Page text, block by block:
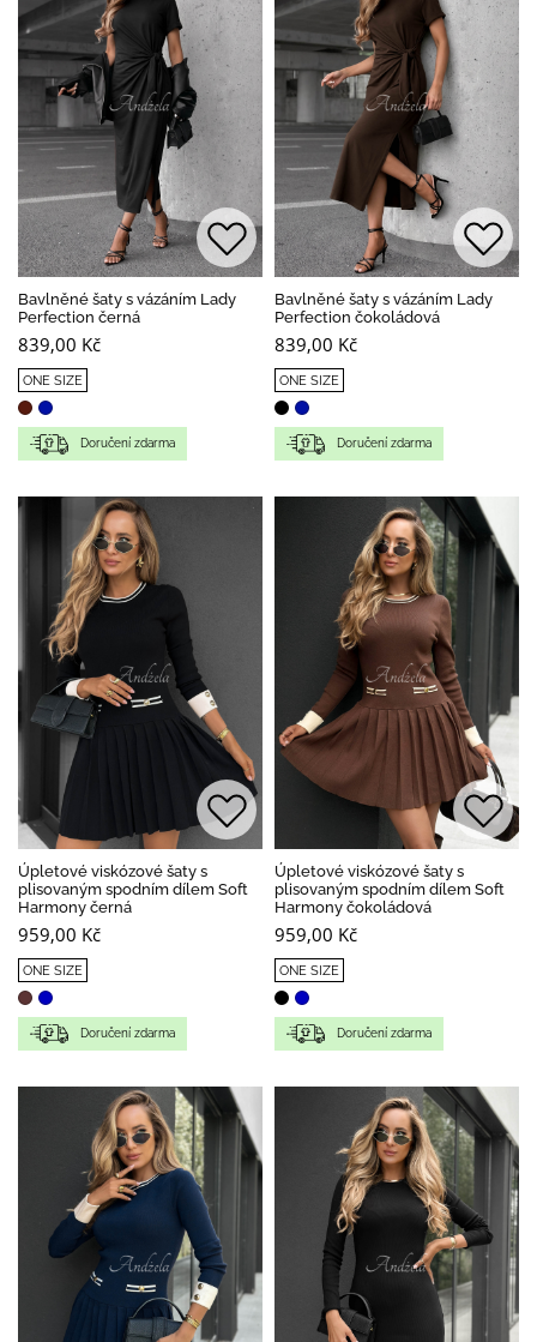
Bavlněné šaty s vázáním Lady
Perfection černá
839,00 Kč
ONE SIZE
Doručení zdarma
Bavlněné šaty s vázáním Lady
Perfection čokoládová
839,00 Kč
ONE SIZE
Doručení zdarma
Úpletové viskózové šaty s
plisovaným spodním dílem Soft
Harmony černá
959,00 Kč
ONE SIZE
Doručení zdarma
Úpletové viskózové šaty s
plisovaným spodním dílem Soft
Harmony čokoládová
959,00 Kč
ONE SIZE
Doručení zdarma